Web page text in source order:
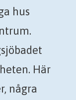
hus
Här
några